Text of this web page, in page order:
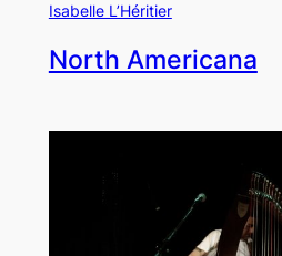
Isabelle L’Héritier
North Americana